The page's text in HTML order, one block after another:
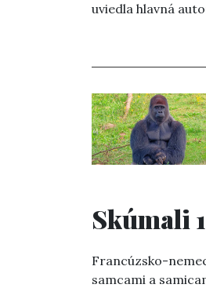
uviedla hlavná
Skúmali
Francúzsko-
samcami a